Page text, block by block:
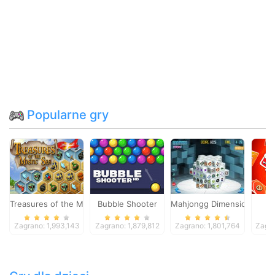
Popularne gry
Treasures of the Mystic Sea
Zagrano: 1,993,143
Bubble Shooter
Zagrano: 1,879,812
Mahjongg Dimensions
Zagrano: 1,801,764